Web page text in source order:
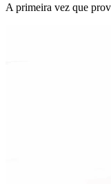
A primeira vez que